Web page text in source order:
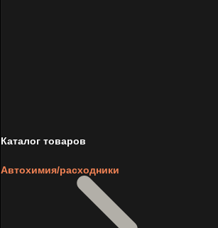
Каталог товаров
Автохимия/расходники